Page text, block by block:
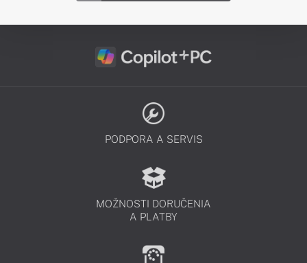
PODPORA A SERVIS
MOŽNOSTI DORUČENIA
A PLATBY